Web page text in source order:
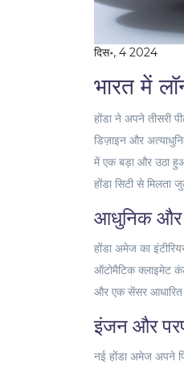
दिस॰, 4 2024
भारत में
होंडा ने अपने तीसरी
डिज़ाइन और
में एक बड़ा और उठा
होंडा सिटी से
आधुनिक और
होंडा अमेज का
ऑटोमैटिक क्लाइमेट
और एक सेंसर आधारित
इंजन और
नई होंडा अमेज अपने